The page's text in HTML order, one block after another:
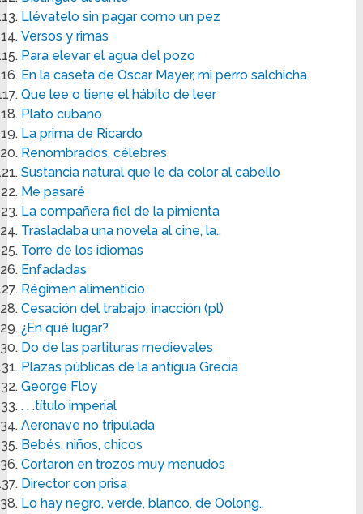
Llévatelo sin pagar como un pez
Versos y rimas
Para elevar el agua del pozo
En la caseta de Oscar Mayer, mi perro salchicha
Que lee o tiene el hábito de leer
Plato cubano
La prima de Ricardo
Renombrados, célebres
Sustancia natural que le da color al cabello
Me pasaré
La compañera fiel de la pimienta
Trasladaba una novela al cine, la..
Torre de los idiomas
Enfadadas
Régimen alimenticio
Cesación del trabajo, inacción (pl)
¿En qué lugar?
Do de las partituras medievales
Plazas públicas de la antigua Grecia
George Floy
. . .título imperial
Aeronave no tripulada
Bebés, niños, chicos
Cortaron en trozos muy menudos
Director con prisa
Lo hay negro, verde, blanco, de Oolong..